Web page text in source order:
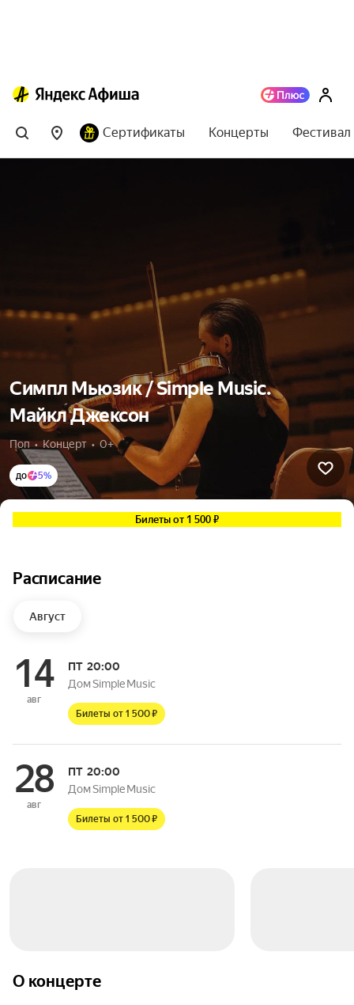
Сертификаты Концерты
Симпл Мьюзик / Simple Music.
Майкл Джексон
Поп  •  Концерт  •  0+
до 5%
Билеты от 1 500 ₽
Расписание
Август
14
авг
ПТ20:00
Дом Simple Music
Билеты от 1 500 ₽
28
авг
ПТ20:00
Дом Simple Music
Билеты от 1 500 ₽
О концерте